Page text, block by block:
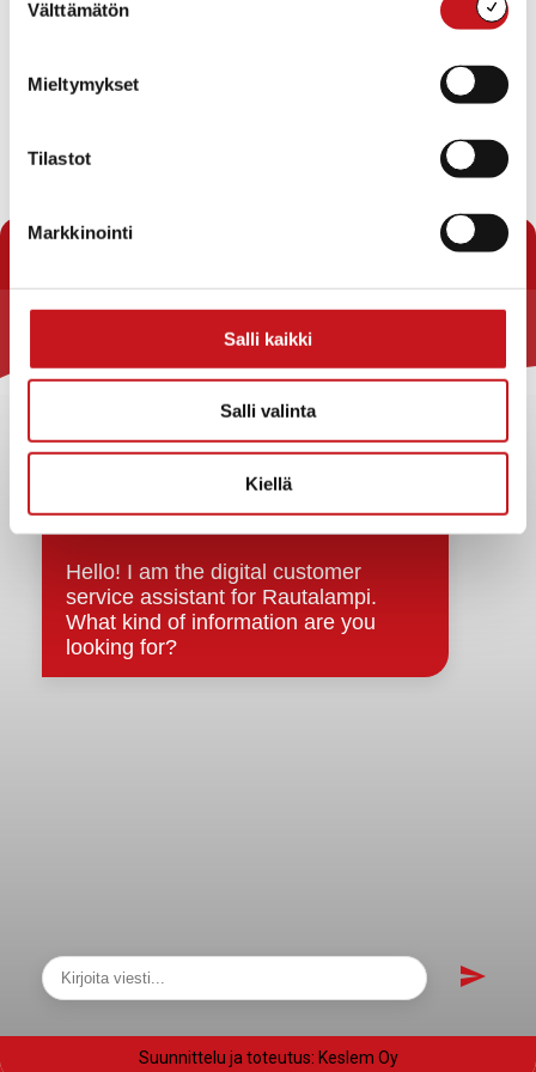
valinta
Välttämätön
Mieltymykset
Tilastot
Markkinointi
Salli kaikki
Salli valinta
Kiellä
Evästeet
Saavutettavuusseloste
Tietosuoja
Tietosuojaselosteet